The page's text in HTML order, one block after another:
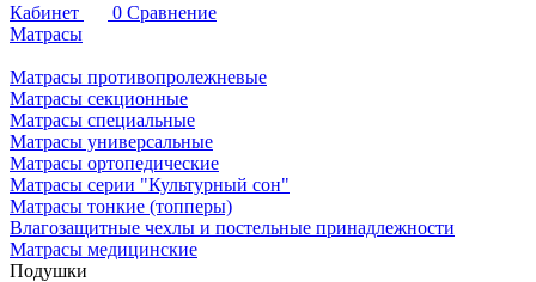
Кабинет
0 Сравнение
Матрасы
Матрасы противопролежневые
Матрасы секционные
Матрасы специальные
Матрасы универсальные
Матрасы ортопедические
Матрасы серии "Культурный сон"
Матрасы тонкие (топперы)
Влагозащитные чехлы и постельные принадлежности
Матрасы медицинские
Подушки